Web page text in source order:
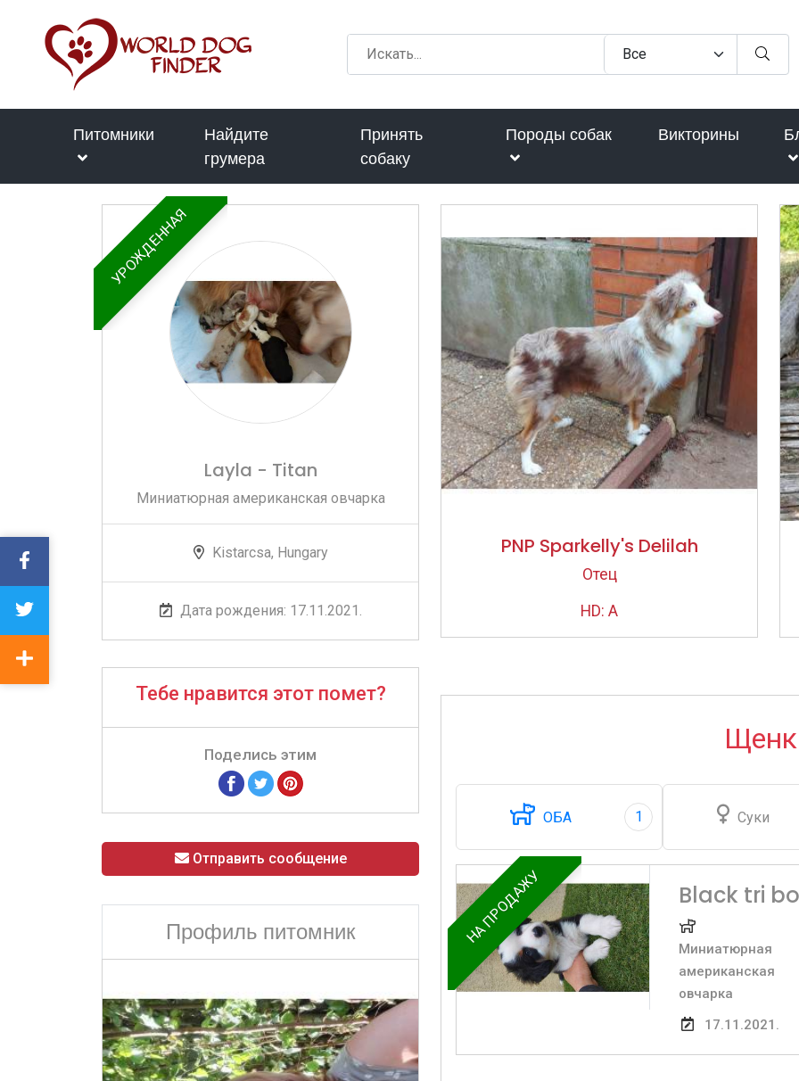
Питомники
Найдите
грумера
Принять
собаку
Породы собак Викторины
УРОЖДЕННАЯ
Layla - Titan
Миниатюрная американская овчарка
Kistarcsa, Hungary
Дата рождения: 17.11.2021.
Тебе нравится этот помет?
Поделись этим
Отправить сообщение
Профиль питомник
PNP Sparkelly's Delilah
Отец
HD: A
ОБА 1 Суки
НА ПРОДАЖУ Black tri
Миниатюрная
американская
овчарка
17.11.2021.